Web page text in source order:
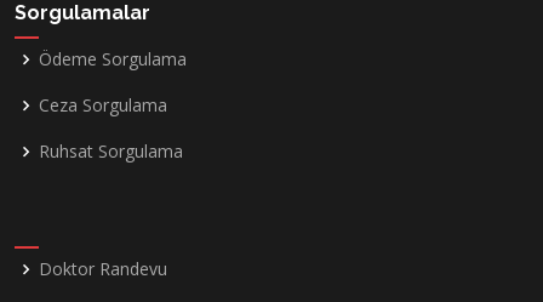
Sorgulamalar
Ödeme Sorgulama
Ceza Sorgulama
Ruhsat Sorgulama
Doktor Randevu